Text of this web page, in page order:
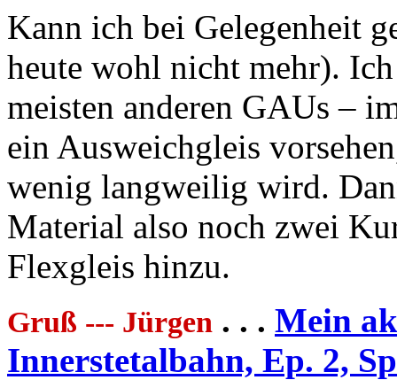
Kann ich bei Gelegenheit
heute wohl nicht mehr).
meisten anderen GAUs –
ein Ausweichgleis
wenig langweilig wird.
Material also noch zwei
Flexgleis hinzu.
Gruß --- Jürgen . . . Mein
Innerstetalbahn, Ep. 2,